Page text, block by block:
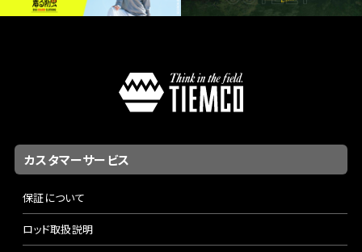
カスタマーサービス
保証について
ロッド取扱説明